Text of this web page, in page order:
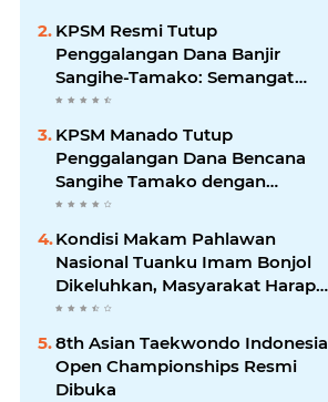
KPSM Resmi Tutup
Penggalangan Dana Banjir
Sangihe-Tamako: Semangat
Kebersamaan & Solidaritas
Tetap Terjaga
KPSM Manado Tutup
Penggalangan Dana Bencana
Sangihe Tamako dengan
Semangat Tinggi, Dihadiri
Banyak Seniman Ibu Kota
Kondisi Makam Pahlawan
Nasional Tuanku Imam Bonjol
Dikeluhkan, Masyarakat Harap
Pemerintah Segera Lakukan
Pembenahan
8th Asian Taekwondo Indonesia
Open Championships Resmi
Dibuka